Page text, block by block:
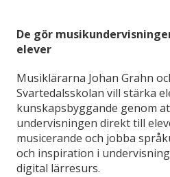
De gör
elever
Musiklärarna Johan Grahn
Svartedalsskolan vill stärka
kunskapsbyggande genom
undervisningen direkt till
musicerande och jobba
och inspiration i
digital lärresurs.